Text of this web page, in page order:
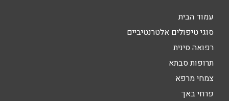
עמוד הבית
סוגי טיפולים אלטרנטיביים
רפואה סינית
תרופות סבתא
צמחי מרפא
פרחי באך